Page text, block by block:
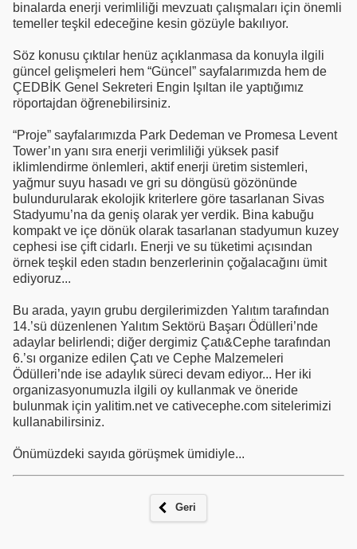
binalarda enerji verimliliği mevzuatı çalışmaları için önemli
temeller teşkil edeceğine kesin gözüyle bakılıyor.
Söz konusu çıktılar henüz açıklanmasa da konuyla ilgili
güncel gelişmeleri hem “Güncel” sayfalarımızda hem de
ÇEDBİK Genel Sekreteri Engin Işıltan ile yaptığımız
röportajdan öğrenebilirsiniz.
“Proje” sayfalarımızda Park Dedeman ve Promesa Levent
Tower’ın yanı sıra enerji verimliliği yüksek pasif
iklimlendirme önlemleri, aktif enerji üretim sistemleri,
yağmur suyu hasadı ve gri su döngüsü gözönünde
bulundurularak ekolojik kriterlere göre tasarlanan Sivas
Stadyumu’na da geniş olarak yer verdik. Bina kabuğu
kompakt ve içe dönük olarak tasarlanan stadyumun kuzey
cephesi ise çift cidarlı. Enerji ve su tüketimi açısından
örnek teşkil eden stadın benzerlerinin çoğalacağını ümit
ediyoruz...
Bu arada, yayın grubu dergilerimizden Yalıtım tarafından
14.’sü düzenlenen Yalıtım Sektörü Başarı Ödülleri’nde
adaylar belirlendi; diğer dergimiz Çatı&Cephe tarafından
6.’sı organize edilen Çatı ve Cephe Malzemeleri
Ödülleri’nde ise adaylık süreci devam ediyor... Her iki
organizasyonumuzla ilgili oy kullanmak ve öneride
bulunmak için yalitim.net ve cativecephe.com sitelerimizi
kullanabilirsiniz.
Önümüzdeki sayıda görüşmek ümidiyle...
Geri